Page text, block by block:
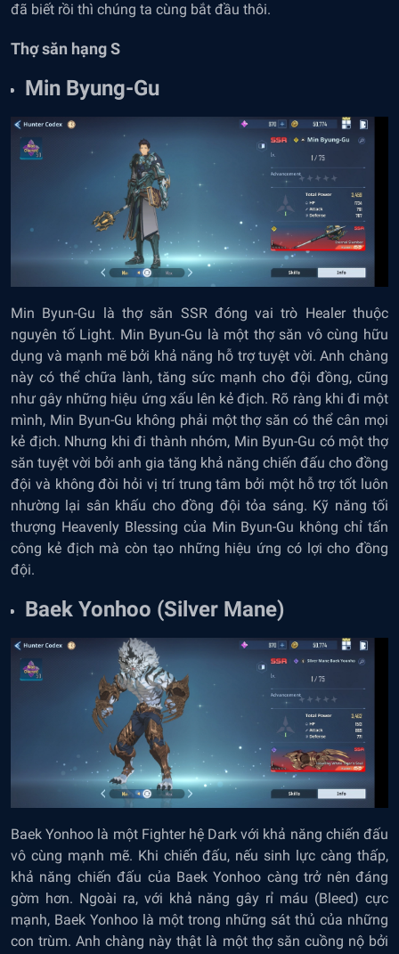
đã biết rồi thì chúng ta cùng bắt đầu thôi.
Thợ săn hạng S
Min Byung-Gu
Min Byun-Gu là thợ săn SSR đóng vai trò Healer thuộc
nguyên tố Light. Min Byun-Gu là một thợ săn vô cùng hữu
dụng và mạnh mẽ bởi khả năng hỗ trợ tuyệt vời. Anh chàng
này có thể chữa lành, tăng sức mạnh cho đội đồng, cũng
như gây những hiệu ứng xấu lên kẻ địch. Rõ ràng khi đi một
mình, Min Byun-Gu không phải một thợ săn có thể cân mọi
kẻ địch. Nhưng khi đi thành nhóm, Min Byun-Gu có một thợ
săn tuyệt vời bởi anh gia tăng khả năng chiến đấu cho đồng
đội và không đòi hỏi vị trí trung tâm bởi một hỗ trợ tốt luôn
nhường lại sân khấu cho đồng đội tỏa sáng. Kỹ năng tối
thượng Heavenly Blessing của Min Byun-Gu không chỉ tấn
công kẻ địch mà còn tạo những hiệu ứng có lợi cho đồng
đội.
Baek Yonhoo (Silver Mane)
Baek Yonhoo là một Fighter hệ Dark với khả năng chiến đấu
vô cùng mạnh mẽ. Khi chiến đấu, nếu sinh lực càng thấp,
khả năng chiến đấu của Baek Yonhoo càng trở nên đáng
gờm hơn. Ngoài ra, với khả năng gây rỉ máu (Bleed) cực
mạnh, Baek Yonhoo là một trong những sát thủ của những
con trùm. Anh chàng này thật là một thợ săn cuồng nộ bởi